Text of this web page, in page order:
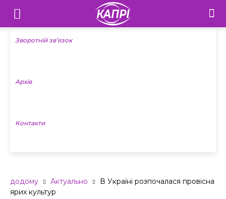
Телебачення
«Капрі»
Новини
Зворотній зв’язок
Архів
Контакти
додому Актуально
В Україні розпочалася провісна
ярих культур